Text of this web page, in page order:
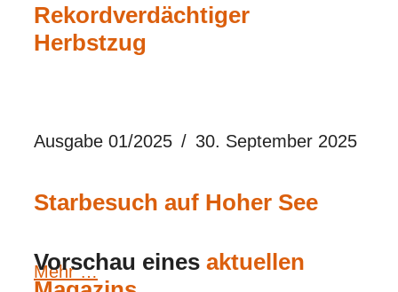
Rekordverdächtiger
Herbstzug
Ausgabe 01/2025 30. September 2025
Starbesuch auf Hoher See
Mehr …
Vorschau eines aktuellen